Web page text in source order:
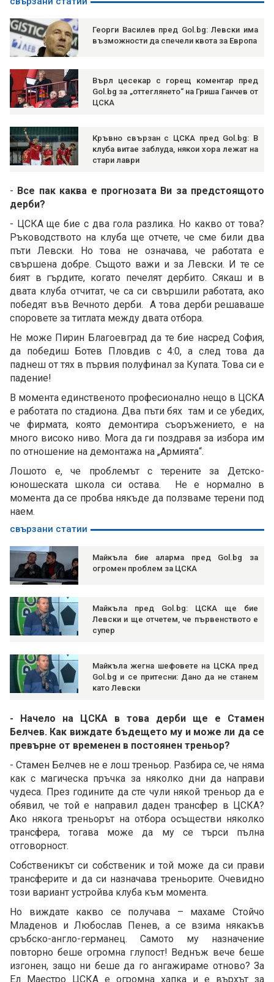
Георги Василев пред Gol.bg: Левски има
възможности да спечели квота за Европа
Върл цесекар с горещ коментар пред
Gol.bg за „оттеглянето“ на Гриша Ганчев от
ЦСКА
Кръвно свързан с ЦСКА пред Gol.bg: В
клуба витае заблуда, някои хора лежат на
стари лаври
- Все пак каква е прогнозата Ви за предстоящото
дерби?
- ЦСКА ще бие с два гола разлика. Но какво от това?
Ръководството на клуба ще отчете, че сме били два
пъти Левски. Но това не означава, че работата е
свършена добре. Същото важи и за Левски. И те се
бият в гърдите, когато печелят дербито. Сякаш и в
двата клуба отчитат, че са си свършили работата, ако
победят във Вечното дерби. А това дерби решаваше
споровете за титлата между двата отбора.
Не може Пирин Благоевград да те бие насред София,
да победиш Ботев Пловдив с 4:0, а след това да
паднеш от тях в първия полуфинал за Купата. Това си е
падение!
В момента единственото професионално нещо в ЦСКА
е работата по стадиона. Два пъти бях там и се убедих,
че фирмата, която демонтира съоръжението, е на
много високо ниво. Мога да ги поздравя за избора им
по отношение на демонтажа на „Армията“.
Лошото е, че проблемът с терените за Детско-
юношеската школа си остава. Не е нормално в
момента да се пробва някъде да ползваме терени под
наем.
свързани статии
Майкъла бие аларма пред Gol.bg за
огромен проблем за ЦСКА
Майкъла пред Gol.bg: ЦСКА ще бие
Левски и ще отчетем, че първенството е
супер
Майкъла жегна шефовете на ЦСКА пред
Gol.bg и се притесни: Дано да не станем
като Левски
- Начело на ЦСКА в това дерби ще е Стамен
Белчев. Как виждате бъдещето му и може ли да се
превърне от временен в постоянен треньор?
- Стамен Белчев не е лош треньор. Разбира се, че няма
как с магическа пръчка за няколко дни да направи
чудеса. През годините да сте чули някой треньор да е
обявил, че той е направил даден трансфер в ЦСКА?
Ако някога треньорът на отбора осъществи няколко
трансфера, тогава може да му се търси пълна
отговорност.
Собственикът си собственик и той може да си прави
трансферите и да си назначава треньорите. Очевидно
този вариант устройва клуба към момента.
Но виждате какво се получава – махаме Стойчо
Младенов и Любослав Пенев, а се взима някакъв
сръбско-англо-германец. Самото му назначение
повторно беше огромна глупост! Веднъж вече беше
изгонен, защо ни беше да го ангажираме отново? За
Ел Маестро ЦСКА е огромна хапка и е върхът за